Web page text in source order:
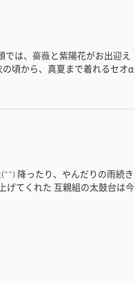
では、薔薇と紫陽花がお出迎え
頃から、真夏まで着れるセオα
降ったり、やんだりの雨続き
げてくれた 互親組の太鼓台は今